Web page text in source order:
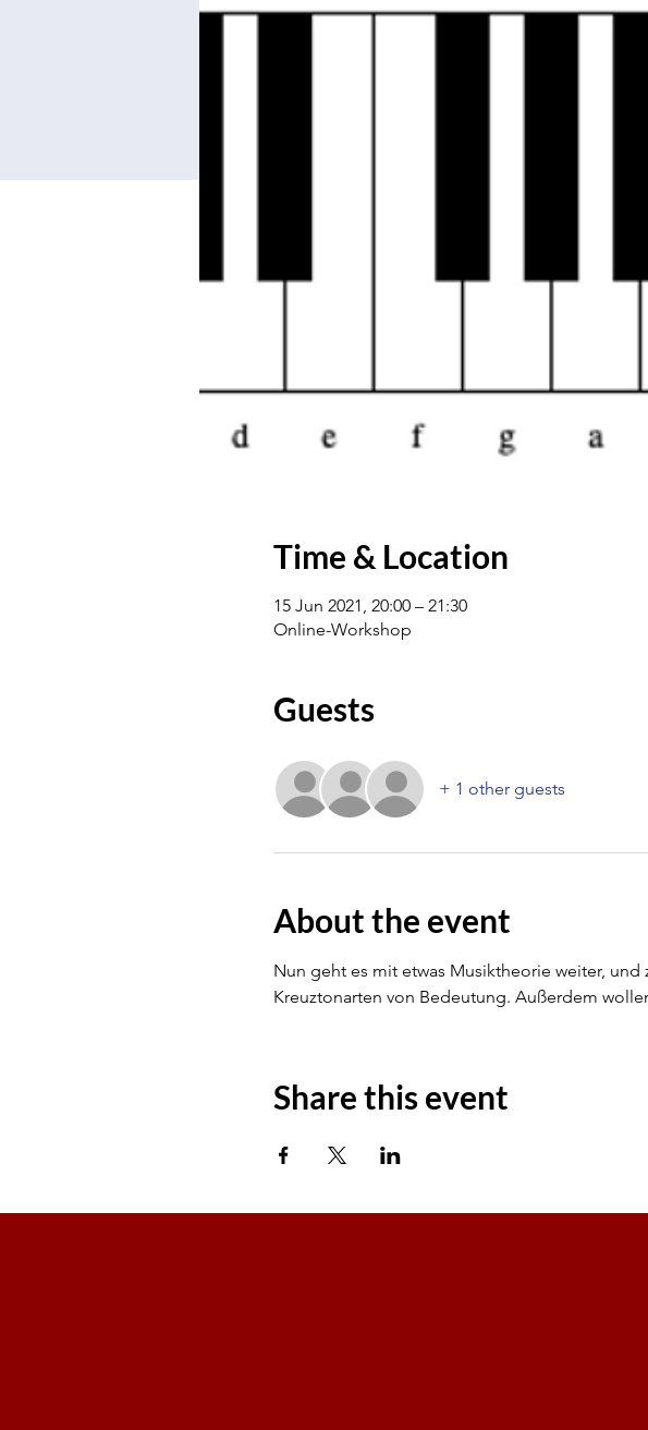
Time & Location
15 Jun 2021, 20:00 – 21:30
Online-Workshop
Guests
+ 1 other guests
About the event
Nun geht es mit etwas Musiktheorie weiter,
Kreuztonarten von Bedeutung. Außerdem
Share this event